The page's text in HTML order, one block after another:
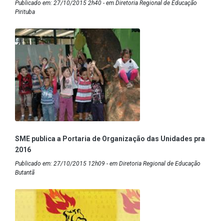
Publicado em: 27/10/2015 2h40 - em Diretoria Regional de Educação
Pirituba
SME publica a Portaria de Organização das Unidades pra
2016
Publicado em: 27/10/2015 12h09 - em Diretoria Regional de Educação
Butantã